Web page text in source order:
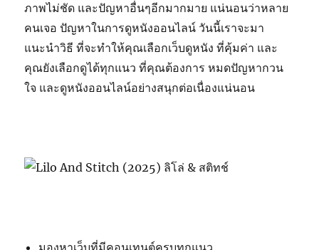
ภาพไม่ชัด และปัญหาอื่นๆอีกมากมาย แน่นอนว่าหลาย
คนเจอ ปัญหาในการดูหนังออนไลน์ วันนี้เราจะมา
แนะนำวิธี ที่จะทำให้คุณเลือกเว็บดูหนัง ที่คุ้มค่า และ
คุณยังเลือกดูได้ทุกแนว ที่คุณต้องการ หมดปัญหากวน
ใจ และดูหนังออนไลน์อย่างสนุกต่อเนื่องแน่นอน